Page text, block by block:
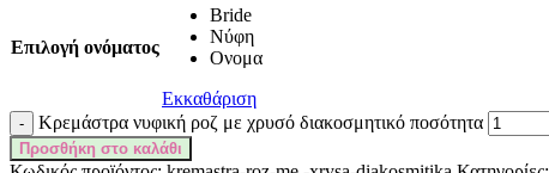
Επιλογή ονόματος
Bride
Νύφη
Ονομα
Εκκαθάριση
Κρεμάστρα νυφική ροζ με χρυσό διακοσμητικό ποσότητα
Προσθήκη στο καλάθι